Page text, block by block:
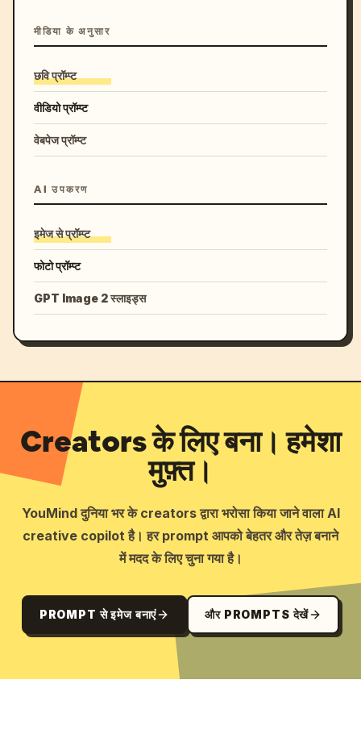
मीडिया के अनुसार
छवि प्रॉम्प्ट
वीडियो प्रॉम्प्ट
वेबपेज प्रॉम्प्ट
AI उपकरण
इमेज से प्रॉम्प्ट
फोटो प्रॉम्प्ट
GPT Image 2 स्लाइड्स
Creators के लिए बना। हमेशा
मुफ़्त।
YouMind दुनिया भर के creators द्वारा भरोसा किया जाने वाला AI
creative copilot है। हर prompt आपको बेहतर और तेज़ बनाने
में मदद के लिए चुना गया है।
PROMPT से इमेज बनाएं और PROMPTS देखें